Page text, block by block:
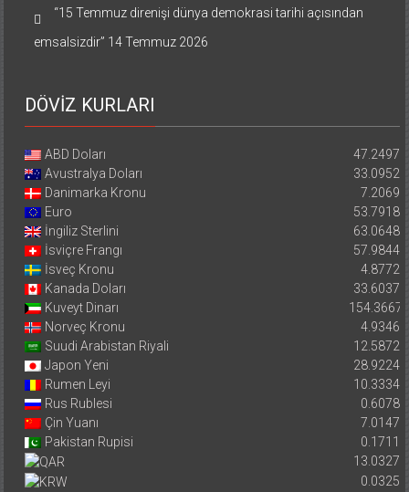
“15 Temmuz direnişi dünya demokrasi tarihi açısından
emsalsizdir” 14 Temmuz 2026
DÖVİZ KURLARI
ABD Doları
47.2497
Avustralya Doları
33.0952
Danimarka Kronu
7.2069
Euro
53.7918
İngiliz Sterlini
63.0648
İsviçre Frangı
57.9844
İsveç Kronu
4.8772
Kanada Doları
33.6037
Kuveyt Dinarı
154.3667
Norveç Kronu
4.9346
Suudi Arabistan Riyali
12.5872
Japon Yeni
28.9224
Rumen Leyi
10.3334
Rus Rublesi
0.6078
Çin Yuanı
7.0147
Pakistan Rupisi
0.1711
13.0327
0.0325